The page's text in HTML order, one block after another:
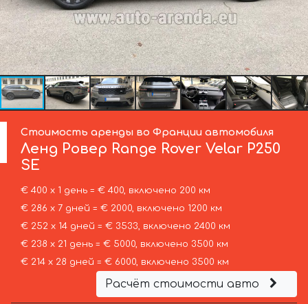
Стоимость аренды во Франции автомобиля
Ленд Ровер Range Rover Velar P250
SE
€ 400 х 1 день = € 400, включено 200 км
€ 286 х 7 дней = € 2000, включено 1200 км
€ 252 х 14 дней = € 3533, включено 2400 км
€ 238 х 21 день = € 5000, включено 3500 км
€ 214 х 28 дней = € 6000, включено 3500 км
Расчёт стоимости авто